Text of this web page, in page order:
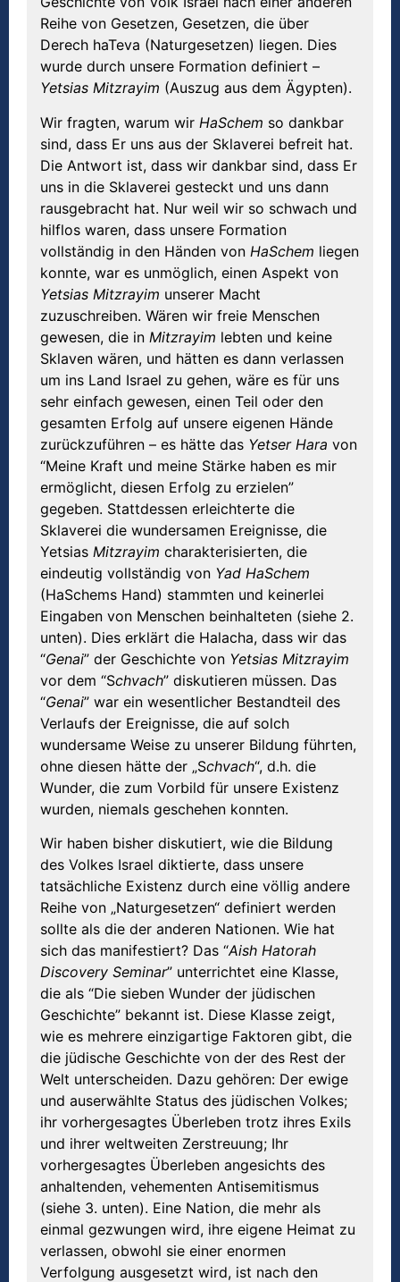
Reihe von Gesetzen, Gesetzen, die über
Derech haTeva (Naturgesetzen) liegen. Dies
wurde durch unsere Formation definiert –
Yetsias Mitzrayim (Auszug aus dem Ägypten).
Wir fragten, warum wir HaSchem so dankbar
sind, dass Er uns aus der Sklaverei befreit hat.
Die Antwort ist, dass wir dankbar sind, dass Er
uns in die Sklaverei gesteckt und uns dann
rausgebracht hat. Nur weil wir so schwach und
hilflos waren, dass unsere Formation
vollständig in den Händen von HaSchem liegen
konnte, war es unmöglich, einen Aspekt von
Yetsias Mitzrayim unserer Macht
zuzuschreiben. Wären wir freie Menschen
gewesen, die in Mitzrayim lebten und keine
Sklaven wären, und hätten es dann verlassen
um ins Land Israel zu gehen, wäre es für uns
sehr einfach gewesen, einen Teil oder den
gesamten Erfolg auf unsere eigenen Hände
zurückzuführen – es hätte das Yetser Hara von
“Meine Kraft und meine Stärke haben es mir
ermöglicht, diesen Erfolg zu erzielen”
gegeben. Stattdessen erleichterte die
Sklaverei die wundersamen Ereignisse, die
Yetsias Mitzrayim charakterisierten, die
eindeutig vollständig von Yad HaSchem
(HaSchems Hand) stammten und keinerlei
Eingaben von Menschen beinhalteten (siehe 2.
unten). Dies erklärt die Halacha, dass wir das
“Genai” der Geschichte von Yetsias Mitzrayim
vor dem “Schvach” diskutieren müssen. Das
“Genai” war ein wesentlicher Bestandteil des
Verlaufs der Ereignisse, die auf solch
wundersame Weise zu unserer Bildung führten,
ohne diesen hätte der „Schvach“, d.h. die
Wunder, die zum Vorbild für unsere Existenz
wurden, niemals geschehen konnten.
Wir haben bisher diskutiert, wie die Bildung
des Volkes Israel diktierte, dass unsere
tatsächliche Existenz durch eine völlig andere
Reihe von „Naturgesetzen“ definiert werden
sollte als die der anderen Nationen. Wie hat
sich das manifestiert? Das “Aish Hatorah
Discovery Seminar” unterrichtet eine Klasse,
die als “Die sieben Wunder der jüdischen
Geschichte” bekannt ist. Diese Klasse zeigt,
wie es mehrere einzigartige Faktoren gibt, die
die jüdische Geschichte von der des Rest der
Welt unterscheiden. Dazu gehören: Der ewige
und auserwählte Status des jüdischen Volkes;
ihr vorhergesagtes Überleben trotz ihres Exils
und ihrer weltweiten Zerstreuung; Ihr
vorhergesagtes Überleben angesichts des
anhaltenden, vehementen Antisemitismus
(siehe 3. unten). Eine Nation, die mehr als
einmal gezwungen wird, ihre eigene Heimat zu
verlassen, obwohl sie einer enormen
Verfolgung ausgesetzt wird, ist nach den